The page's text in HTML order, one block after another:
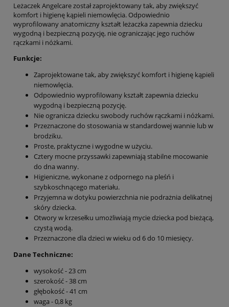
Leżaczek Angelcare został zaprojektowany tak, aby zwiększyć
komfort i higienę kąpieli niemowlęcia. Odpowiednio
wyprofilowany anatomiczny kształt leżaczka zapewnia dziecku
wygodną i bezpieczną pozycję, nie ograniczając jego ruchów
rączkami i nóżkami.
Funkcje:
Zaprojektowane tak, aby zwiększyć komfort i higienę kąpieli
niemowlęcia.
Odpowiednio wyprofilowany kształt zapewnia dziecku
wygodną i bezpieczną pozycję.
Nie ogranicza dziecku swobody ruchów rączkami i nóżkami.
Przeznaczone do stosowania w standardowej wannie lub w
brodziku.
Proste, praktyczne i wygodne w użyciu.
Cztery mocne przyssawki zapewniają stabilne mocowanie
do dna wanny.
Higieniczne, wykonane z odpornego na pleśń i
szybkoschnącego materiału.
Przyjemna w dotyku powierzchnia nie podrażnia delikatnej
skóry dziecka.
Otwory w krzesełku umożliwiają mycie dziecka pod bieżącą,
czystą wodą.
Przeznaczone dla dzieci w wieku od 6 do 10 miesięcy.
Dane Techniczne:
wysokość - 23 cm
szerokość - 38 cm
głębokość - 41 cm
waga - 0,8 kg